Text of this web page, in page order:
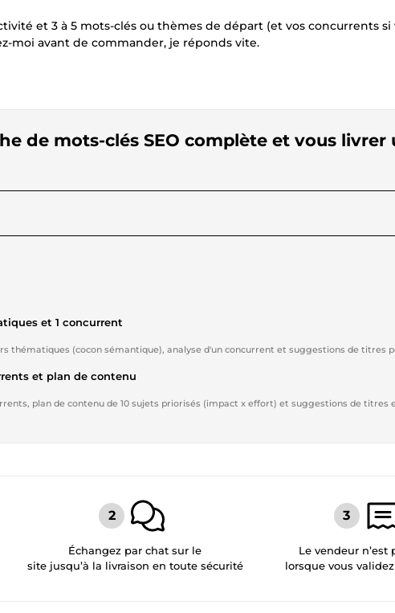
et 3 à 5 mots-clés ou thèmes de départ (et vos concurrents si
moi avant de commander, je réponds vite.
de mots-clés SEO complète et vous livrer
et 1 concurrent
thématiques (cocon sémantique), analyse d'un concurrent et suggestions de titres
et plan de contenu
plan de contenu de 10 sujets priorisés (impact x effort) et suggestions de titres
Échangez par chat sur le
site jusqu’à la livraison en toute sécurité
Le vendeur n’est
lorsque vous